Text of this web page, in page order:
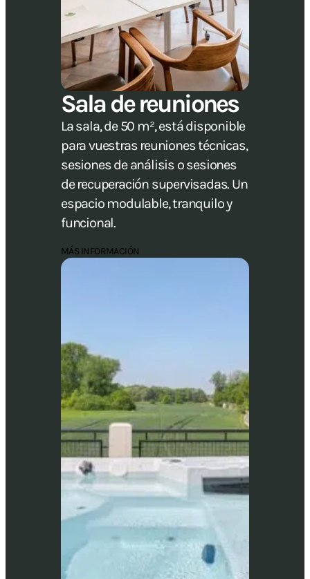
Sala de reuniones
La sala, de 50 m², está disponible
para vuestras reuniones técnicas,
sesiones de análisis o sesiones
de recuperación supervisadas. Un
espacio modulable, tranquilo y
funcional.
MÁS INFORMACIÓN